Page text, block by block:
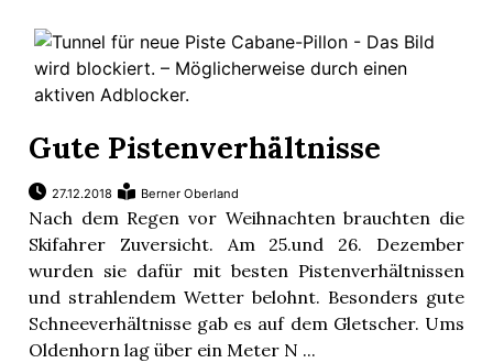
Gute Pistenverhältnisse
27.12.2018 Berner Oberland
Nach dem Regen vor Weihnachten brauchten die
Skifahrer Zuversicht. Am 25.und 26. Dezember
wurden sie dafür mit besten Pistenverhältnissen
und strahlendem Wetter belohnt. Besonders gute
Schneeverhältnisse gab es auf dem Gletscher. Ums
Oldenhorn lag über ein Meter N ...